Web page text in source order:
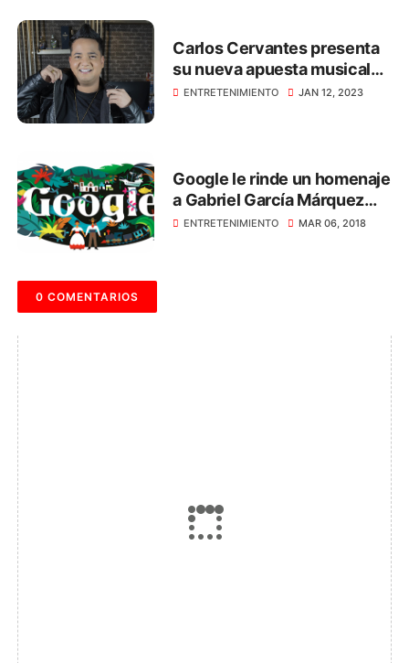
Carlos Cervantes presenta
su nueva apuesta musical
titulada ‘El Tenampa’
ENTRETENIMIENTO JAN 12, 2023
Google le rinde un homenaje
a Gabriel García Márquez
con este 'doodle'
ENTRETENIMIENTO MAR 06, 2018
0 COMENTARIOS